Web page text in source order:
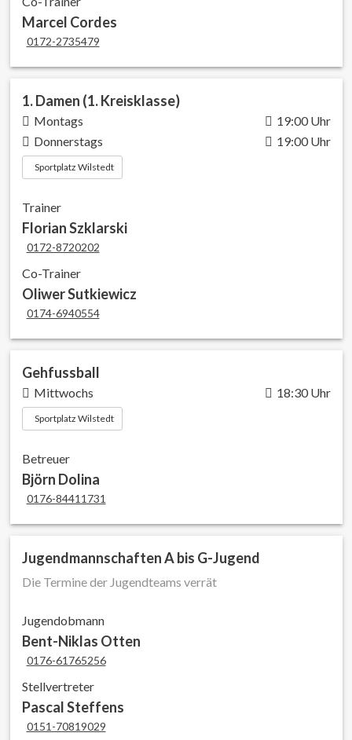
Marcel Cordes
0172-2735479
1. Damen (1. Kreisklasse)
Montags
19:00 Uhr
Donnerstags
19:00 Uhr
Sportplatz Wilstedt
Trainer
Florian Szklarski
0172-8720202
Co-Trainer
Oliwer Sutkiewicz
0174-6940554
Gehfussball
Mittwochs 18:30 Uhr
Sportplatz Wilstedt
Betreuer
Björn Dolina
0176-84411731
Jugendmannschaften A bis G-Jugend
Die Termine der Jugendteams verrät
Jugendobmann
Bent-Niklas Otten
0176-61765256
Stellvertreter
Pascal Steffens
0151-70819029